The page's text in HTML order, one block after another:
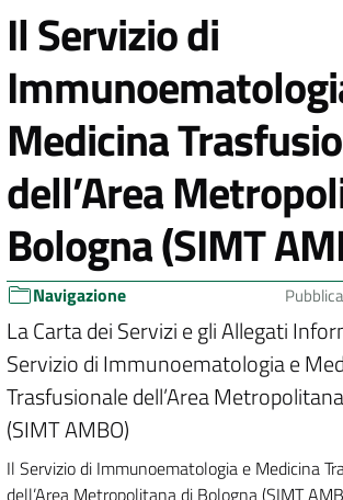
Il Servizio di
Medicina
dell’Area
Bologna (SIMT
Navigazione
La Carta dei Servizi e gli Allegati
Servizio di Immunoematologia e
Trasfusionale dell’Area
(SIMT AMBO)
Il Servizio di Immunoematologia e Medicina